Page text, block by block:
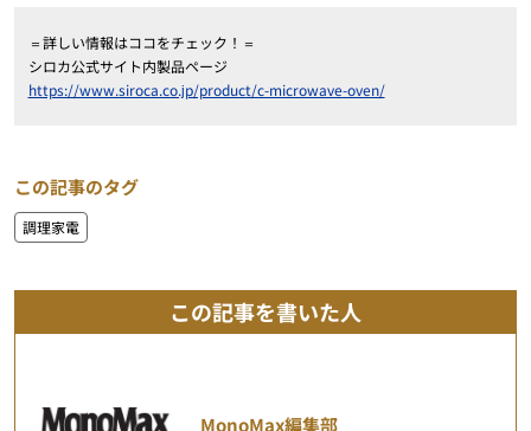
＝詳しい情報はココをチェック！＝
シロカ公式サイト内製品ページ
https://www.siroca.co.jp/product/c-microwave-oven/
この記事のタグ
調理家電
この記事を書いた人
MonoMax編集部